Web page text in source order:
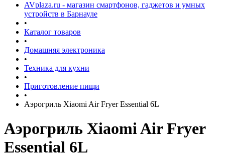
AVplaza.ru - магазин смартфонов, гаджетов и умных
устройств в Барнауле
•
Каталог товаров
•
Домашняя электроника
•
Техника для кухни
•
Приготовление пищи
•
Аэрогриль Xiaomi Air Fryer Essential 6L
Аэрогриль Xiaomi Air Fryer
Essential 6L